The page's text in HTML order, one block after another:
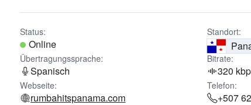
Status:
Online
Standort:
Übertragungssprache:
Spanisch
Bitrate:
320
Webseite:
rumbahitspanama.com
Telefon:
+507